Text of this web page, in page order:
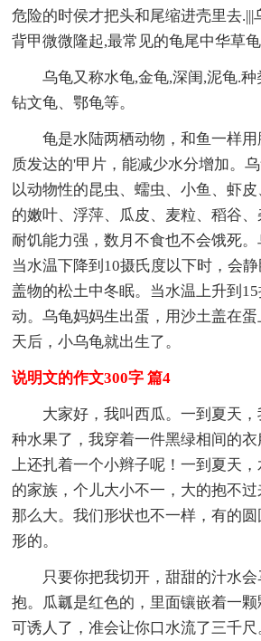
危险的时侯才把头和尾缩进壳里去.|||
背甲微微隆起,最常见的龟尾中华草
乌龟又称水龟,金龟,深闺,泥龟.种
钻文龟、鄂龟等。
龟是水陆两栖动物，和鱼一样用
质发达的'甲片，能减少水分增加。
以动物性的昆虫、蠕虫、小鱼、虾
的嫩叶、浮萍、瓜皮、麦粒、稻谷、
耐饥能力强，数月不食也不会饿死。
当水温下降到10摄氏度以下时，会
盖物的松土中冬眠。当水温上升到
动。乌龟妈妈生出蛋，用沙土盖在
天后，小乌龟就出生了。
说明文的作文300字 篇4
大家好，我叫西瓜。一到夏天，
种水果了，我穿着一件黑绿相间的
上还扎着一个小辫子呢！一到夏天
的家族，个儿大小不一，大的抱不
那么大。我们形状也不一样，有的
形的。
只要你把我切开，甜甜的汁水会
抱。瓜瓤是红色的，里面镶嵌着一颗
可诱人了，准会让你口水流了三千尺